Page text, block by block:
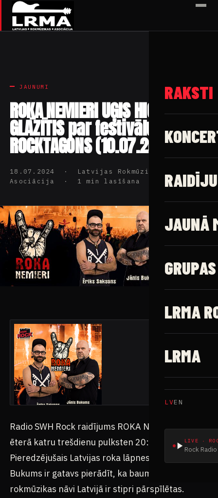
✕
RAKSTI
JAUNĀ
GRUPAS
LRMA
LRMA
LVEN
LIVE ·
Rock
JAUNUMI
ROKA NEMIERI UĢIS HIGO
GLĀZĪTIS par festivālu
ROCKTAGONS (10.07.2024)
18.07.2024 · Latvijas Rokmūzikas
Asociācija · 1 min lasīšana
Radio SWH Rock raidījums ROKA NEMIERI radio
ēterā katru trešdienu pulksten 20:00.
Pieredzējušais Latvijas roka lāpnesis Jānis
Bukums ir gatavs pierādīt, ka baumas par
rokmūzikas nāvi Latvijā ir stipri pārspīlētas.